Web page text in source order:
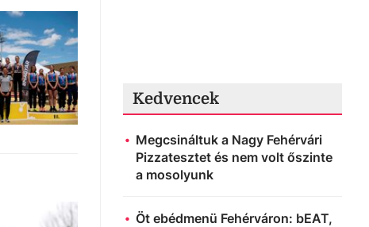
Kedvencek
Megcsináltuk a Nagy Fehérvári
Pizzatesztet és nem volt őszinte
a mosolyunk
Öt ebédmenü Fehérváron: bEAT,